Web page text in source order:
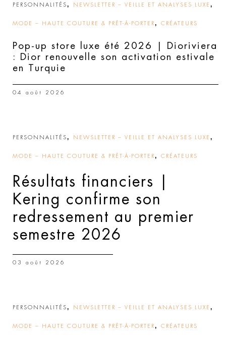
PERSONNALITÉS, NEWSLETTER – VEILLE ET ANALYSES LUXE ,
MODE – HAUTE COUTURE & PRÊT-À-PORTER, CRÉATEURS
Pop-up store luxe été 2026 | Dioriviera
: Dior renouvelle son activation estivale
en Turquie
04 août 2026
PERSONNALITÉS, NEWSLETTER – VEILLE ET ANALYSES LUXE ,
MODE – HAUTE COUTURE & PRÊT-À-PORTER, CRÉATEURS
Résultats financiers |
Kering confirme son
redressement au premier
semestre 2026
03 août 2026
PERSONNALITÉS, NEWSLETTER – VEILLE ET ANALYSES LUXE ,
MODE – HAUTE COUTURE & PRÊT-À-PORTER, CRÉATEURS